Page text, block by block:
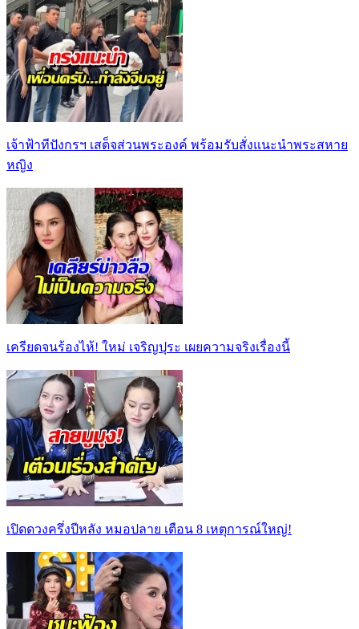
เจ้าฟ้าทีปังกรฯ เสด็จส่วนพระองค์ พร้อมรับสั่งแนะนำพระสหาย
หญิง
เครียดจนร้องไห้! ใหม่ เจริญปุระ เผยความจริงเรื่องนี้
เปิดดวงครึ่งปีหลัง หมอปลาย เตือน 8 เหตุการณ์ใหญ่!